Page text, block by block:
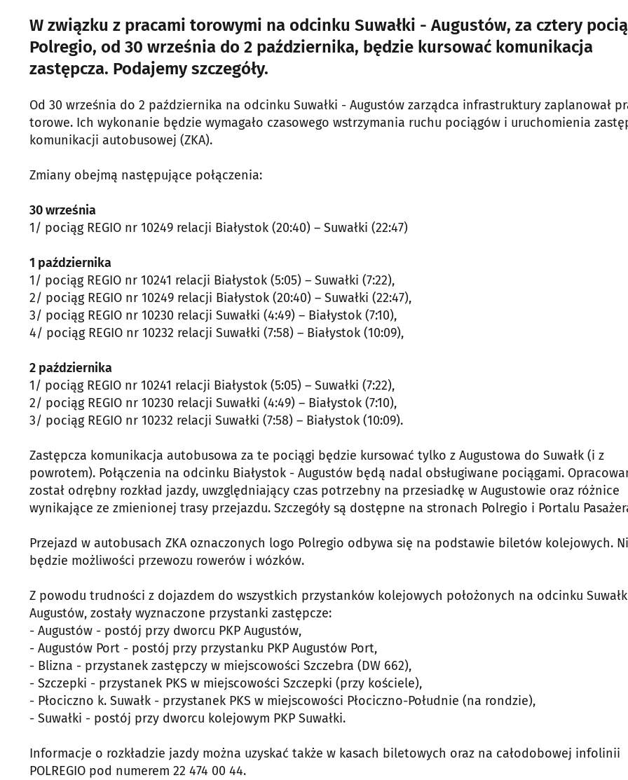
W związku z pracami torowymi na odcinku Suwałki - Augustów, za cztery
Polregio, od 30 września do 2 października, będzie kursować komunikacja
zastępcza. Podajemy szczegóły.
Od 30 września do 2 października na odcinku Suwałki - Augustów zarządca infrastruktury zaplanował
torowe. Ich wykonanie będzie wymagało czasowego wstrzymania ruchu pociągów i uruchomienia
komunikacji autobusowej (ZKA).
Zmiany obejmą następujące połączenia:
30 września
1/ pociąg REGIO nr 10249 relacji Białystok (20:40) – Suwałki (22:47)
1 października
1/ pociąg REGIO nr 10241 relacji Białystok (5:05) – Suwałki (7:22),
2/ pociąg REGIO nr 10249 relacji Białystok (20:40) – Suwałki (22:47),
3/ pociąg REGIO nr 10230 relacji Suwałki (4:49) – Białystok (7:10),
4/ pociąg REGIO nr 10232 relacji Suwałki (7:58) – Białystok (10:09),
2 października
1/ pociąg REGIO nr 10241 relacji Białystok (5:05) – Suwałki (7:22),
2/ pociąg REGIO nr 10230 relacji Suwałki (4:49) – Białystok (7:10),
3/ pociąg REGIO nr 10232 relacji Suwałki (7:58) – Białystok (10:09).
Zastępcza komunikacja autobusowa za te pociągi będzie kursować tylko z Augustowa do Suwałk (i z
powrotem). Połączenia na odcinku Białystok - Augustów będą nadal obsługiwane pociągami.
został odrębny rozkład jazdy, uwzględniający czas potrzebny na przesiadkę w Augustowie oraz różnice
wynikające ze zmienionej trasy przejazdu. Szczegóły są dostępne na stronach Polregio i Portalu
Przejazd w autobusach ZKA oznaczonych logo Polregio odbywa się na podstawie biletów kolejowych.
będzie możliwości przewozu rowerów i wózków.
Z powodu trudności z dojazdem do wszystkich przystanków kolejowych położonych na odcinku
Augustów, zostały wyznaczone przystanki zastępcze:
- Augustów - postój przy dworcu PKP Augustów,
- Augustów Port - postój przy przystanku PKP Augustów Port,
- Blizna - przystanek zastępczy w miejscowości Szczebra (DW 662),
- Szczepki - przystanek PKS w miejscowości Szczepki (przy kościele),
- Płociczno k. Suwałk - przystanek PKS w miejscowości Płociczno-Południe (na rondzie),
- Suwałki - postój przy dworcu kolejowym PKP Suwałki.
Informacje o rozkładzie jazdy można uzyskać także w kasach biletowych oraz na całodobowej infolinii
POLREGIO pod numerem 22 474 00 44.